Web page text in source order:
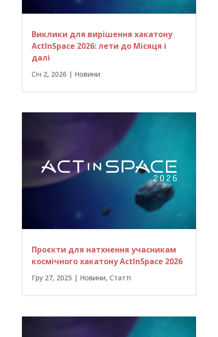
Виклики для вирішення хакатону
ActInSpace 2026: лети до Місяця і
далі
Січ 2, 2026 | Новини
Проєкти для натхнення учасникам
космічного хакатону ActInSpace 2026
Гру 27, 2025 | Новини, Статті